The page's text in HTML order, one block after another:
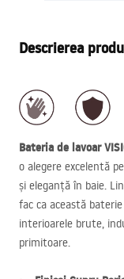
Descrierea
Bateria de lavoar
o alegere excelentă
și eleganță în baie.
fac ca această
interioarele brute,
primitoare.